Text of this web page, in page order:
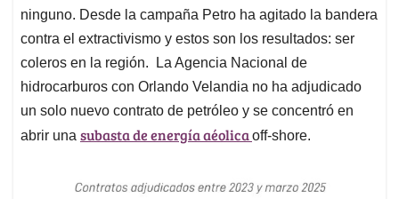
ninguno. Desde la campaña Petro ha agitado la bandera
contra el extractivismo y estos son los resultados: ser
coleros en la región. La Agencia Nacional de
hidrocarburos con Orlando Velandia no ha adjudicado
un solo nuevo contrato de petróleo y se concentró en
abrir una subasta de energía aéolicaoff-shore.